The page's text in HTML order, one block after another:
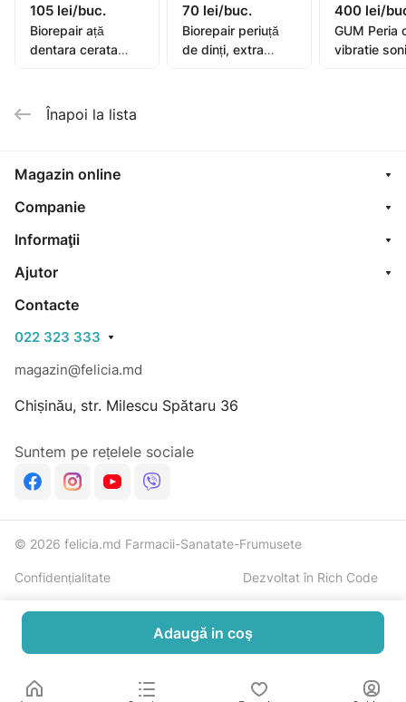
105 lei/buc.
Biorepair ață
dentara cerata
70 lei/buc.
Biorepair periuță
de dinți, extra
400 lei/
GUM Peria
vibratie
Înapoi la lista
Magazin online
Companie
Informaţii
Ajutor
Contacte
022 323 333
magazin@felicia.md
Chișinău, str. Milescu Spătaru 36
Suntem pe rețelele sociale
© 2026 felicia.md Farmacii-Sanatate-Frumusete
Confidențialitate Dezvoltat în Rich Code
Adaugă in coş